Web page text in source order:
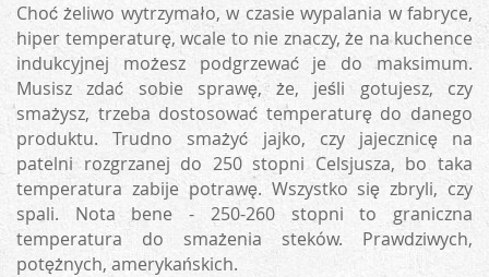
Choć żeliwo wytrzymało, w czasie wypalania w fabryce,
hiper temperaturę, wcale to nie znaczy, że na kuchence
indukcyjnej możesz podgrzewać je do maksimum.
Musisz zdać sobie sprawę, że, jeśli gotujesz, czy
smażysz, trzeba dostosować temperaturę do danego
produktu. Trudno smażyć jajko, czy jajecznicę na
patelni rozgrzanej do 250 stopni Celsjusza, bo taka
temperatura zabije potrawę. Wszystko się zbryli, czy
spali. Nota bene - 250-260 stopni to graniczna
temperatura do smażenia steków. Prawdziwych,
potężnych, amerykańskich.